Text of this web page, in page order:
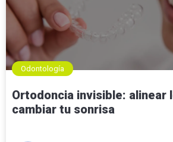
Odontología
Ortodoncia invisible: alinear
cambiar tu sonrisa